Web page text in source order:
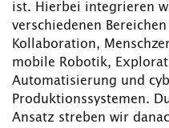
ist. Hierbei integrieren
verschiedenen
Kollaboration,
mobile Robotik,
Automatisierung und
Produktionssystemen.
Ansatz streben wir